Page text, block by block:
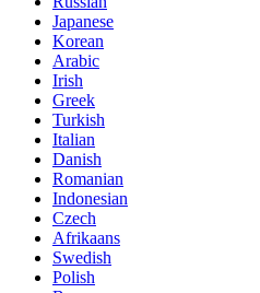
Japanese
Korean
Arabic
Irish
Greek
Turkish
Italian
Danish
Romanian
Indonesian
Czech
Afrikaans
Swedish
Polish